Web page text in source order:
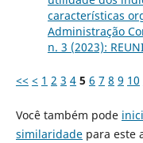
características
Administração
n. 3 (2023):
<< < 1 2 3 4 5 6 7 8 9 10
Você também pode
similaridadepara este